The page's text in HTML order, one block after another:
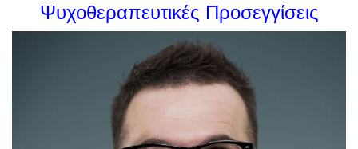
Ψυχοθεραπευτικές Προσεγγίσεις